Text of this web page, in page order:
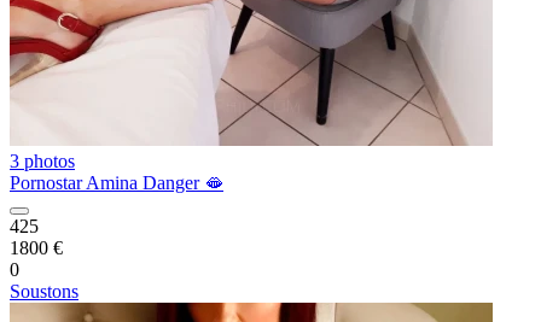
3 photos
Pornostar Amina Danger 🫦
425
1800 €
0
Soustons